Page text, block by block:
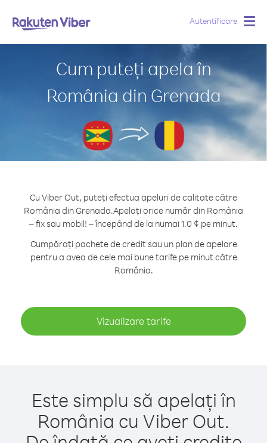
Autentificare
Cum puteți apela în
România din Grenada
Cu Viber Out, puteți efectua apeluri de calitate către
România din Grenada.Apelați orice număr din România
– fix sau mobil! – începând de la numai 1.0 ¢ pe minut.
Cumpărați pachete de credit sau un plan de apelare
pentru a avea de cele mai bune tarife pe minut către
România.
Vizualizare tarife
Este simplu să apelați în
România cu Viber Out.